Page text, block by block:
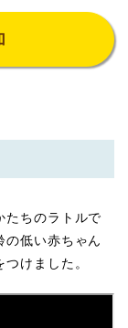
たちのラトルで
低い赤ちゃん
けました。